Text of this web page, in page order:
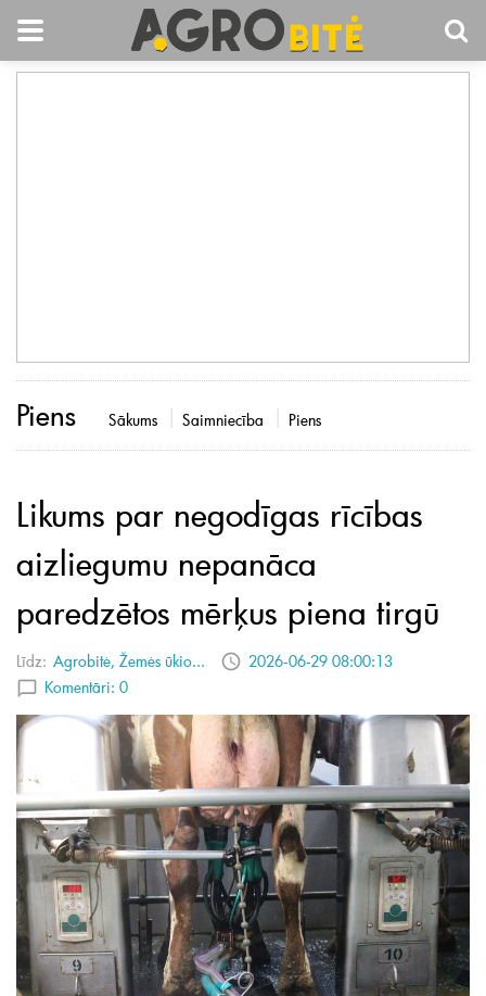
Piens Sākums Saimniecība Piens
Likums par negodīgas rīcības
aizliegumu nepanāca
paredzētos mērķus piena tirgū
Līdz: Agrobitė, Žemės ūkio...
2026-06-29 08:00:13
Komentāri: 0